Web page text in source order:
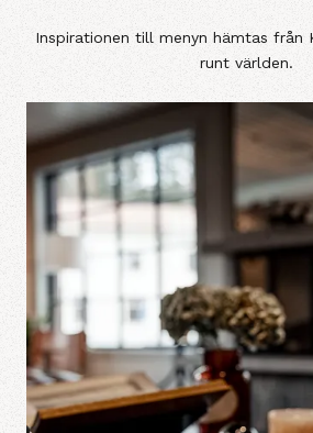
Inspirationen till menyn hämtas från
runt världen.